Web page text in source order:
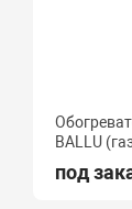
BALLU
под